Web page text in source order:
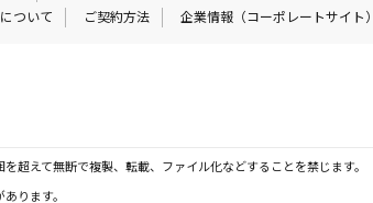
ついて ご契約方法 企業情報（コーポレートサイト）
超えて無断で複製、転載、ファイル化などすることを禁じます。
ります。